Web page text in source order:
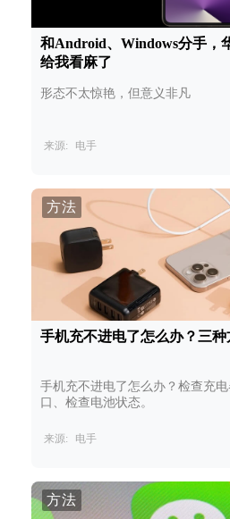
和Android、Windows分手，
给我看麻了
形态不太惊艳，但意义非凡
来源: 电手
方法
手机充不进电了怎么办？三
手机充不进电了怎么办？检查充
口、检查电池状态。
来源: 电手
方法